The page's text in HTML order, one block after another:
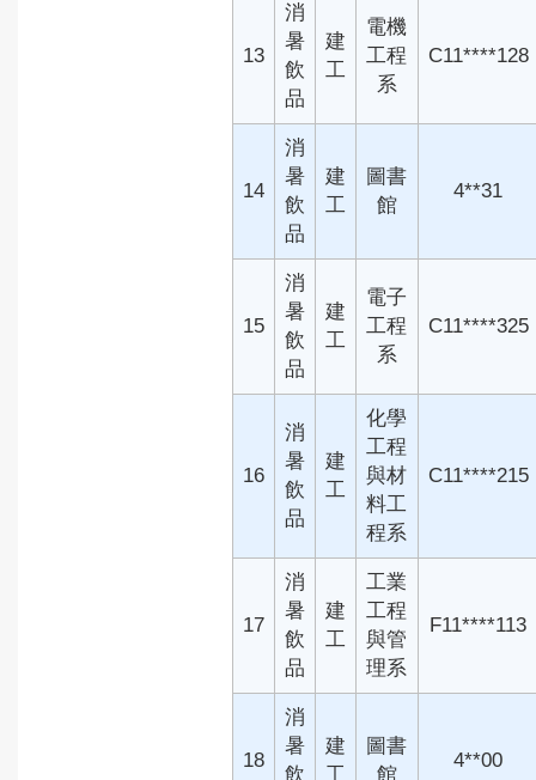
13
消
暑
飲
品
建
工
電機
工程
系
C11****128
14
消
暑
飲
品
建
工
圖書
館
4**31
15
消
暑
飲
品
建
工
電子
工程
系
C11****325
16
消
暑
飲
品
建
工
化學
工程
與材
料工
程系
C11****215
17
消
暑
飲
品
建
工
工業
工程
與管
理系
F11****113
18
消
暑
飲
建
圖書
館
4**00